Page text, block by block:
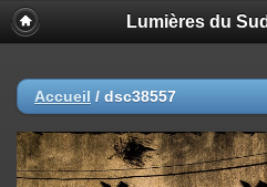
Lumières du
Accueil / dsc38557